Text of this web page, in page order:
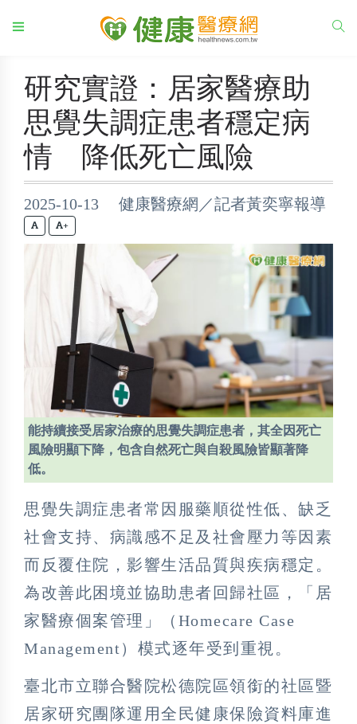
研究實證：居家醫療助
思覺失調症患者穩定病
情 降低死亡風險
2025-10-13 健康醫療網／記者黃奕寧報導
+
能持續接受居家治療的思覺失調症患者，其全因死亡
風險明顯下降，包含自然死亡與自殺風險皆顯著降
低。
思覺失調症患者常因服藥順從性低、缺乏
社會支持、病識感不足及社會壓力等因素
而反覆住院，影響生活品質與疾病穩定。
為改善此困境並協助患者回歸社區，「居
家醫療個案管理」（Homecare Case
Management）模式逐年受到重視。
臺北市立聯合醫院松德院區領銜的社區暨
居家研究團隊運用全民健康保險資料庫進